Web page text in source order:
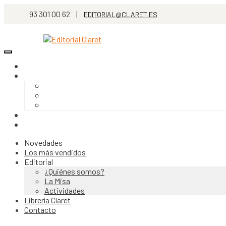
93 301 00 62 | EDITORIAL@CLARET.ES
Novedades
Los más vendidos
Editorial
¿Quiénes somos?
La Misa
Actividades
Librería Claret
Contacto